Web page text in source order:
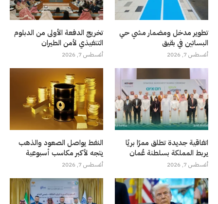
تطوير مدخل ومضمار مشي حي
البساتين في بقيق
أغسطس 7, 2026
تخريج الدفعة الأولى من الدبلوم
التنفيذي لأمن الطيران
أغسطس 7, 2026
اتفاقية جديدة تطلق ممرًا بريًا
يربط المملكة بسلطنة عُمان
أغسطس 7, 2026
النفط يواصل الصعود والذهب
يتجه لأكبر مكاسب أسبوعية
أغسطس 7, 2026